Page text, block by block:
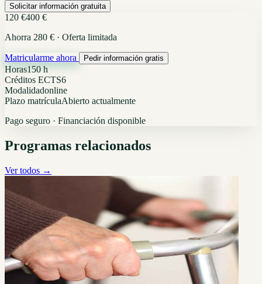
Solicitar información gratuita
120 €400 €
Ahorra 280 € · Oferta limitada
Matricularme ahora Pedir información gratis
Horas150 h
Créditos ECTS6
Modalidadonline
Plazo matrículaAbierto actualmente
Pago seguro · Financiación disponible
Programas relacionados
Ver todos →